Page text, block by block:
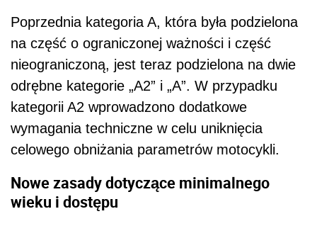
Poprzednia kategoria A, która była podzielona
na część o ograniczonej ważności i część
nieograniczoną, jest teraz podzielona na dwie
odrębne kategorie „A2” i „A”. W przypadku
kategorii A2 wprowadzono dodatkowe
wymagania techniczne w celu uniknięcia
celowego obniżania parametrów motocykli.
Nowe zasady dotyczące minimalnego
wieku i dostępu